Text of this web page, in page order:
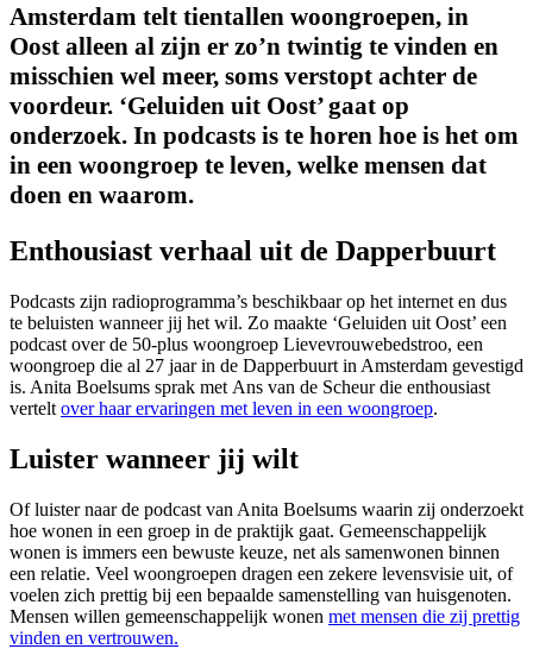
Amsterdam telt tientallen woongroepen, in
Oost alleen al zijn er zo’n twintig te vinden en
misschien wel meer, soms verstopt achter de
voordeur. ‘Geluiden uit Oost’ gaat op
onderzoek. In podcasts is te horen hoe is het om
in een woongroep te leven, welke mensen dat
doen en waarom.
Enthousiast verhaal uit de Dapperbuurt
Podcasts zijn radioprogramma’s beschikbaar op het internet en dus
te beluisten wanneer jij het wil. Zo maakte ‘Geluiden uit Oost’ een
podcast over de 50-plus woongroep Lievevrouwebedstroo, een
woongroep die al 27 jaar in de Dapperbuurt in Amsterdam gevestigd
is. Anita Boelsums sprak met Ans van de Scheur die enthousiast
vertelt over haar ervaringen met leven in een woongroep.
Luister wanneer jij wilt
Of luister naar de podcast van Anita Boelsums waarin zij onderzoekt
hoe wonen in een groep in de praktijk gaat. Gemeenschappelijk
wonen is immers een bewuste keuze, net als samenwonen binnen
een relatie. Veel woongroepen dragen een zekere levensvisie uit, of
voelen zich prettig bij een bepaalde samenstelling van huisgenoten.
Mensen willen gemeenschappelijk wonen met mensen die zij prettig
vinden en vertrouwen.